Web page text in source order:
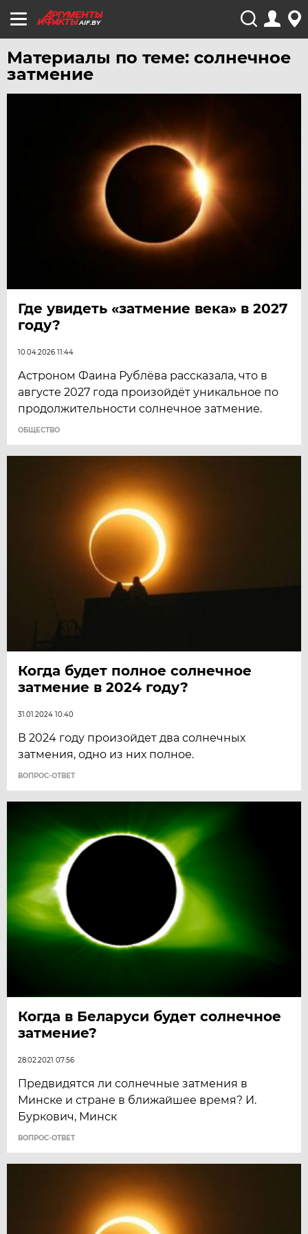
AIF.BY
Материалы по теме: солнечное
затмение
Где увидеть «затмение века» в 2027
году?
10.04.2026 11:44
Астроном Фаина Рублёва рассказала, что в
августе 2027 года произойдёт уникальное по
продолжительности солнечное затмение.
ОБЩЕСТВО
Когда будет полное солнечное
затмение в 2024 году?
31.01.2024 10:40
В 2024 году произойдет два солнечных
затмения, одно из них полное.
ВОПРОС-ОТВЕТ
Когда в Беларуси будет солнечное
затмение?
28.02.2021 07:56
Предвидятся ли солнечные затмения в
Минске и стране в ближайшее время? И.
Буркович, Минск
ВОПРОС-ОТВЕТ